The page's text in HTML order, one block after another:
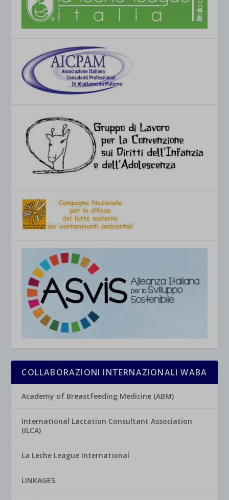
COLLABORAZIONI INTERNAZIONALI WABA
Academy of Breastfeeding Medicine (ABM)
International Lactation Consultant Association
(ILCA)
La Leche League International
LINKAGES